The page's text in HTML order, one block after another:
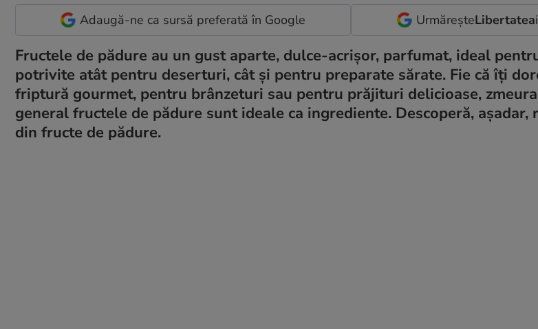
Adaugă-ne ca sursă preferată în Google UrmăreșteLibertatea
Fructele de pădure au un gust aparte, dulce-acrișor, parfumat, ideal
potrivite atât pentru deserturi, cât și pentru preparate sărate. Fie că îți
friptură gourmet, pentru brânzeturi sau pentru prăjituri delicioase,
general fructele de pădure sunt ideale ca ingrediente. Descoperă, așadar,
din fructe de pădure.